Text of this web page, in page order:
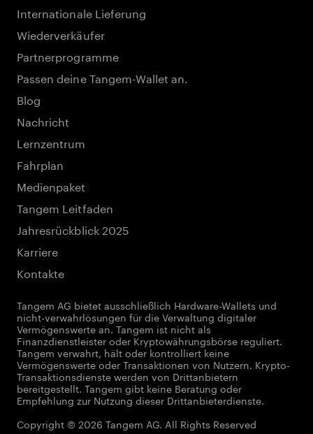
Internationale Lieferung
Wiederverkäufer
Partnerprogramme
Passen deine Tangem-Wallet an.
Blog
Nachricht
Lernzentrum
Fahrplan
Medienpaket
Tangem Leitfaden
Jahresrückblick 2025
Karriere
Kontakte
Tangem AG bietet ausschließlich Hardware-Wallets und
nicht-verwahrlösungen für die Verwaltung digitaler
Vermögenswerte an. Tangem ist nicht als
Finanzdienstleister oder Kryptowährungsbörse reguliert.
Tangem verwahrt, hält oder kontrolliert keine
Vermögenswerte oder Transaktionen von Nutzern. Krypto-
Transaktionsdienste werden von Drittanbietern
bereitgestellt. Tangem gibt keine Beratung oder
Empfehlung zur Nutzung dieser Drittanbieterdienste.